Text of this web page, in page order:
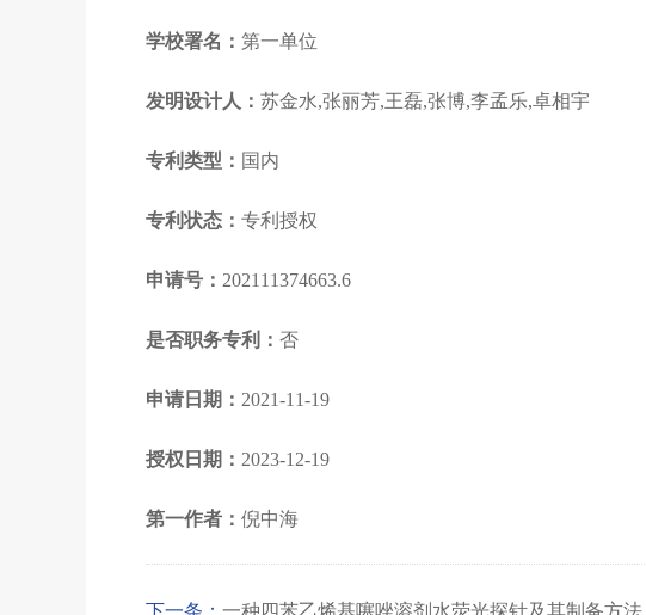
学校署名： 第一单位
发明设计人： 苏金水,张丽芳,王磊,张博,李孟乐,卓相宇
专利类型： 国内
专利状态： 专利授权
申请号： 202111374663.6
是否职务专利： 否
申请日期： 2021-11-19
授权日期： 2023-12-19
第一作者： 倪中海
下一条： 一种四苯乙烯基噻唑溶剂水荧光探针及其制备方法